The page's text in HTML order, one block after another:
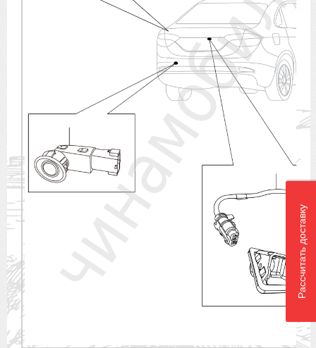
Рассчитать доставку